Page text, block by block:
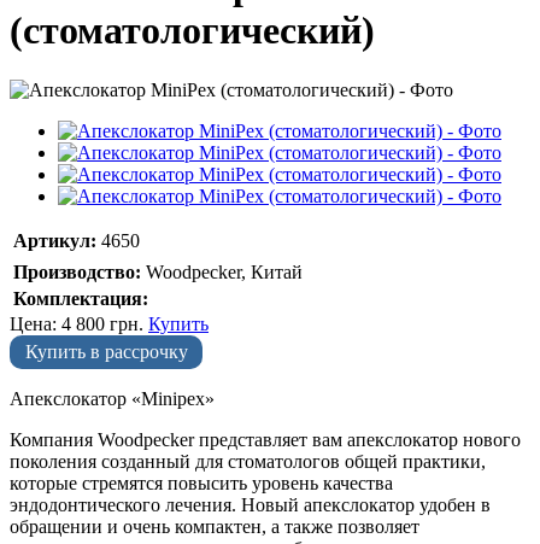
(стоматологический)
Артикул: 4650
Производство: Woodpecker, Китай
Комплектация:
Цена: 4 800 грн. Купить
Купить в рассрочку
Апекслокатор «Minipex»
Компания Woodpecker представляет вам апекслокатор нового
поколения созданный для стоматологов общей практики,
которые стремятся повысить уровень качества
эндодонтического лечения. Новый апекслокатор удобен в
обращении и очень компактен, а также позволяет